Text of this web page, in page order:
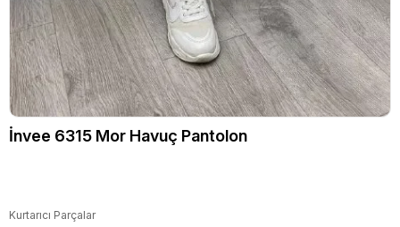
İnvee 6315 Mor Havuç Pantolon
Kurtarıcı Parçalar